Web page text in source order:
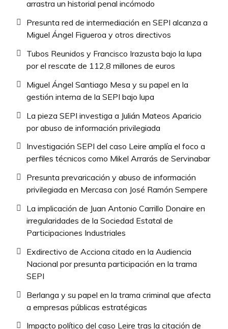
arrastra un historial penal incómodo
Presunta red de intermediación en SEPI alcanza a
Miguel Ángel Figueroa y otros directivos
Tubos Reunidos y Francisco Irazusta bajo la lupa
por el rescate de 112,8 millones de euros
Miguel Ángel Santiago Mesa y su papel en la
gestión interna de la SEPI bajo lupa
La pieza SEPI investiga a Julián Mateos Aparicio
por abuso de información privilegiada
Investigación SEPI del caso Leire amplía el foco a
perfiles técnicos como Mikel Arrarás de Servinabar
Presunta prevaricación y abuso de información
privilegiada en Mercasa con José Ramón Sempere
La implicación de Juan Antonio Carrillo Donaire en
irregularidades de la Sociedad Estatal de
Participaciones Industriales
Exdirectivo de Acciona citado en la Audiencia
Nacional por presunta participación en la trama
SEPI
Berlanga y su papel en la trama criminal que afecta
a empresas públicas estratégicas
Impacto político del caso Leire tras la citación de